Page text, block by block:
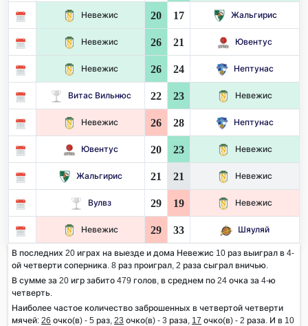
Невежис 20 17 Жальгирис
Невежис 26 21 Ювентус
Невежис 26 24 Нептунас
Витас Вильнюс 22 23 Невежис
Невежис 26 28 Нептунас
Ювентус 20 23 Невежис
Жальгирис 21 21 Невежис
Вулвз 29 19 Невежис
Невежис 29 33 Шяуляй
В последних 20 играх на выезде и дома Невежис 10 раз выиграл в 4-
ой четверти соперника. 8 раз проиграл, 2 раза сыграл вничью.
В сумме за 20 игр забито 479 голов, в среднем по 24 очка за 4-ю
четверть.
Наиболее частое количество заброшенных в четвертой четверти
мячей: 26 очко(в) - 5 раз, 23 очко(в) - 3 раза, 17 очко(в) - 2 раза. И в 10